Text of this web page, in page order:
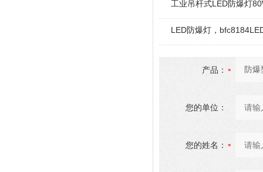
工业吊杆式LED防爆灯
LED防爆灯，
产品：
您的单位：
您的姓名：